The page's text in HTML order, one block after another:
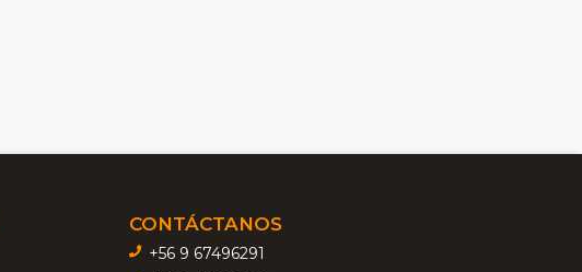
CONTÁCTANOS
+56 9 67496291